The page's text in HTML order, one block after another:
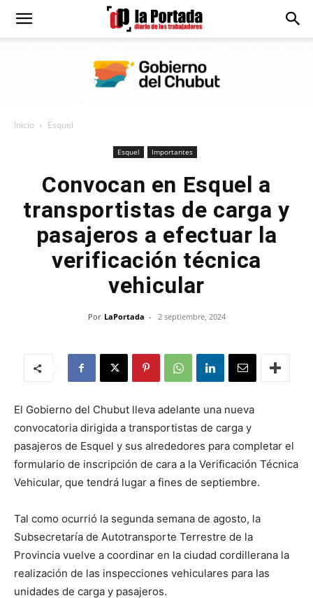
Diario
Inicio Esquel
Esquel Importantes
Convocan en Esquel a
transportistas de carga y
pasajeros a efectuar la
verificación técnica
vehicular
Por LaPortada - 2 septiembre, 2024
El Gobierno del Chubut lleva adelante una nueva
convocatoria dirigida a transportistas de carga y
pasajeros de Esquel y sus alrededores para completar el
formulario de inscripción de cara a la Verificación Técnica
Vehicular, que tendrá lugar a fines de septiembre.
Tal como ocurrió la segunda semana de agosto, la
Subsecretaría de Autotransporte Terrestre de la
Provincia vuelve a coordinar en la ciudad cordillerana la
realización de las inspecciones vehiculares para las
unidades de carga y pasajeros.